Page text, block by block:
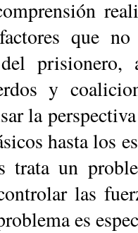
que
y
la
hasta los
trata un
las
es